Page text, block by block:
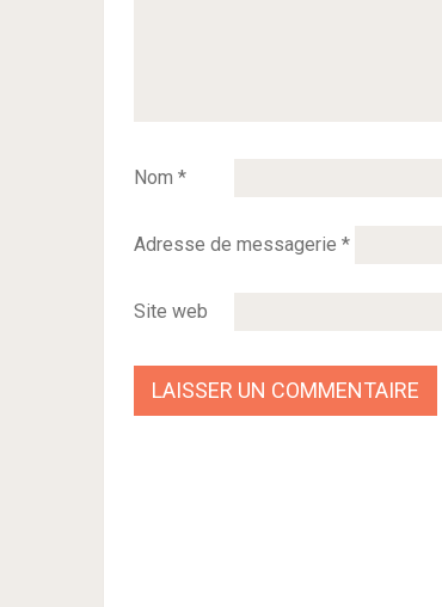
Nom *
Adresse de messagerie *
Site web